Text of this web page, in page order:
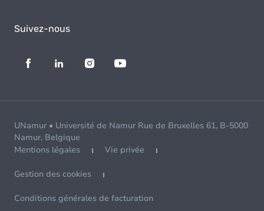
Suivez-nous
UNamur • Université de Namur Rue de Bruxelles 61, B-5000
Namur, Belgique
Mentions légales
Vie privée
Gestion des cookies
Conditions générales de facturation